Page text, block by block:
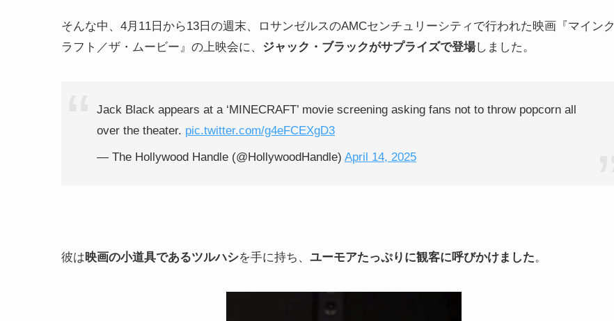
そんな中、4月11日から13日の週末、ロサンゼルスのAMCセンチュリーシティで行われた映画『マインク
ラフト／ザ・ムービー』の上映会に、 ジャック・ブラックがサプライズで登場しました。
Jack Black appears at a ‘MINECRAFT’ movie screening asking fans not to throw popcorn all
over the theater. pic.twitter.com/g4eFCEXgD3
— The Hollywood Handle (@HollywoodHandle) April 14, 2025
彼は映画の小道具であるツルハシを手に持ち、 ユーモアたっぷりに観客に呼びかけました。